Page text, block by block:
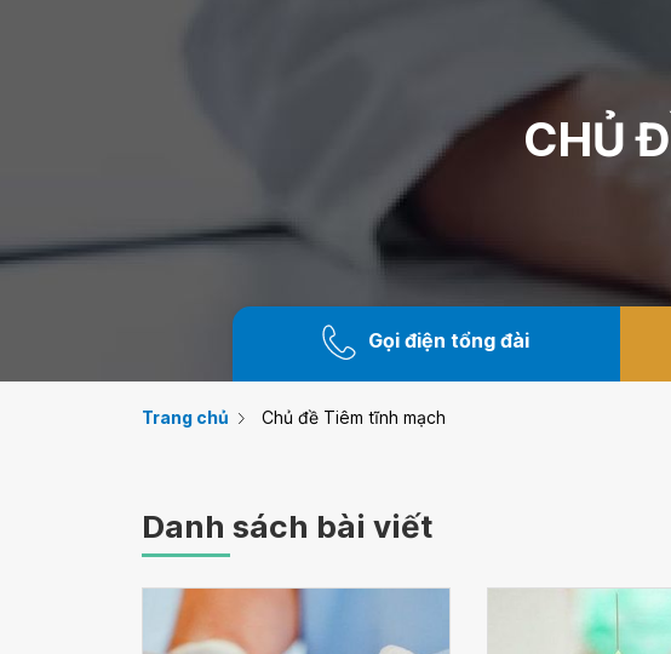
CHỦ
Gọi điện tổng đài
Trang chủ Chủ đề Tiêm tĩnh mạch
Danh sách bài viết